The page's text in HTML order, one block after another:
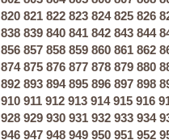
820 821 822 823 824 825 826
838 839 840 841 842 843 844
856 857 858 859 860 861 862
874 875 876 877 878 879 880
892 893 894 895 896 897 898
910 911 912 913 914 915 916
928 929 930 931 932 933 934
946 947 948 949 950 951 952